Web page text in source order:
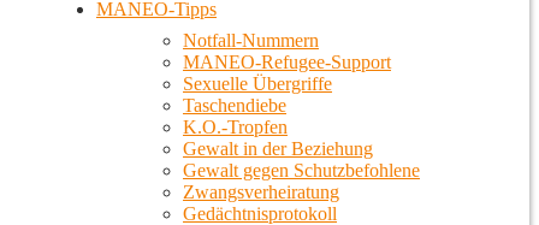
MANEO-Tipps
Notfall-Nummern
MANEO-Refugee-Support
Sexuelle Übergriffe
Taschendiebe
K.O.-Tropfen
Gewalt in der Beziehung
Gewalt gegen Schutzbefohlene
Zwangsverheiratung
Gedächtnisprotokoll